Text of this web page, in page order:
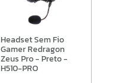
Headset Sem Fio
Gamer Redragon
Zeus Pro - Preto -
H510-PRO